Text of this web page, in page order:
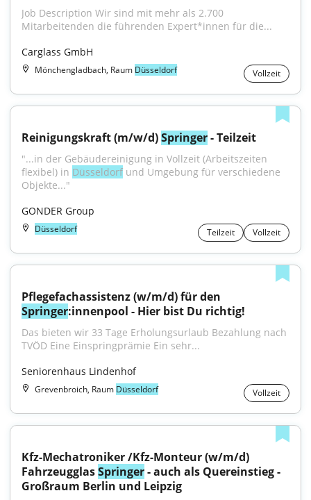
Job Description Wir sind mit mehr als 2.700
Mitarbeitenden die führenden Expert*innen für die...
Carglass GmbH
Mönchengladbach, Raum Düsseldorf Vollzeit
Reinigungskraft (m/w/d) Springer - Teilzeit
"...in der Gebäudereinigung in Vollzeit (Arbeitszeiten
flexibel) in Düsseldorf und Umgebung für verschiedene
Objekte..."
GONDER Group
Düsseldorf Teilzeit Vollzeit
Springer:innenpool - Hier bist Du richtig!
Das bieten wir 33 Tage Erholungsurlaub Bezahlung nach
TVÖD Eine Einspringprämie Ein sehr...
Seniorenhaus Lindenhof
Grevenbroich, Raum Düsseldorf Vollzeit
Kfz-Mechatroniker /Kfz-Monteur (w/m/d)
Fahrzeugglas Springer - auch als Quereinstieg -
Großraum Berlin und Leipzig